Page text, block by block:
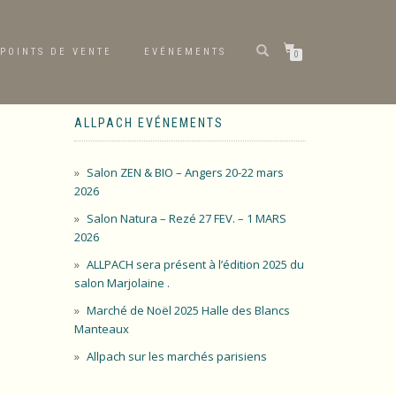
DE VENTE EVÉNEMENTS 0
ALLPACH EVÉNEMENTS
Salon ZEN & BIO – Angers 20-22 mars
2026
Salon Natura – Rezé 27 FEV. – 1 MARS
2026
ALLPACH sera présent à l’édition 2025 du
salon Marjolaine .
Marché de Noël 2025 Halle des Blancs
Manteaux
Allpach sur les marchés parisiens